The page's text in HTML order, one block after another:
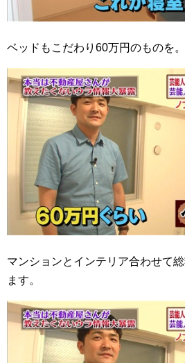
ベッドもこだわり60万円のものを。
マンションとインテリア合わせて
ます。